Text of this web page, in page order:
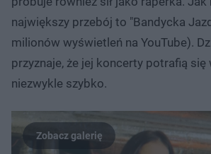
największy przebój to "Bandycka
milionów wyświetleń na YouTube).
przyznaje, że jej koncerty potrafią się
niezwykle szybko.